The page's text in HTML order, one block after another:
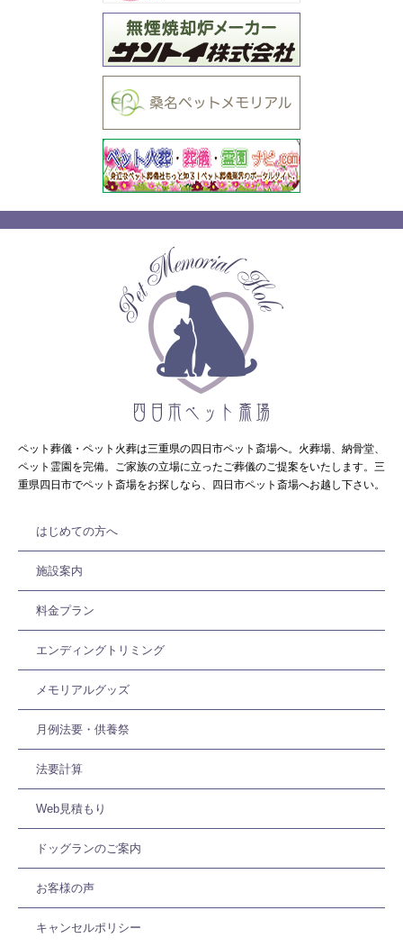
ペット葬儀・ペット火葬は三重県の四日市ペット斎場へ。火葬場、納骨堂、
ペット霊園を完備。ご家族の立場に立ったご葬儀のご提案をいたします。三
重県四日市でペット斎場をお探しなら、四日市ペット斎場へお越し下さい。
はじめての方へ
施設案内
料金プラン
エンディングトリミング
メモリアルグッズ
月例法要・供養祭
法要計算
Web見積もり
ドッグランのご案内
お客様の声
キャンセルポリシー